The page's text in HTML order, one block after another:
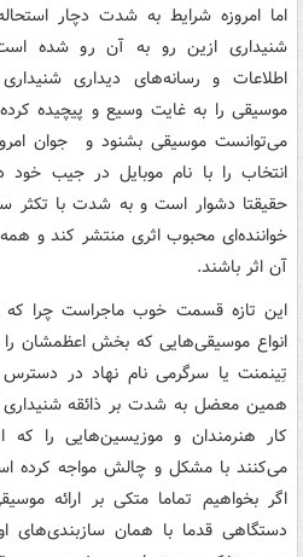
اما امروزه شرایط به شدت دچار
شنیداری ازین رو به آن رو شده
اطلاعات و رسانه‌های دیداری
موسیقی را به غایت وسیع و پیچیده
می‌توانست موسیقی بشنود و جوان
انتخاب را با نام موبایل در جیب خود
حقیقتا دشوار است و به شدت با تکثر
خواننده‌ای محبوب اثری منتشر کند و
آن اثر باشند.
این تازه قسمت خوب ماجراست چرا که
انواع موسیقی‌هایی که بخش اعظمشان را
تِینمنت یا سرگرمی نام نهاد در دسترس
همین معضل به شدت بر ذائقه شنیداری
کار هنرمندان و موزیسین‌هایی را
می‌کنند با مشکل و چالش مواجه کرده
اگر بخواهیم تماما متکی بر ارائه
دستگاهی قدما با همان سازبندی‌های